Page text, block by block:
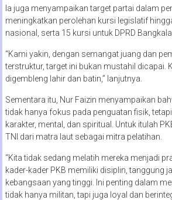
Ia juga menyampaikan target partai dalam
meningkatkan perolehan kursi legislatif
nasional, serta 15 kursi untuk DPRD
“Kami yakin, dengan semangat juang dan
terstruktur, target ini bukan mustahil dicapai.
digembleng lahir dan batin,” lanjutnya.
Sementara itu, Nur Faizin menyampaikan
tidak hanya fokus pada penguatan fisik,
karakter, mental, dan spiritual. Untuk itulah
TNI dari matra laut sebagai mitra pelatihan.
“Kita tidak sedang melatih mereka menjadi
kader-kader PKB memiliki disiplin, tanggung
kebangsaan yang tinggi. Ini penting dalam
tidak hanya militan, tapi juga loyal dan